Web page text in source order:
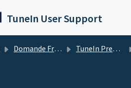
TuneIn User Support
Domande Frequenti (FAQ) TuneIn Premium